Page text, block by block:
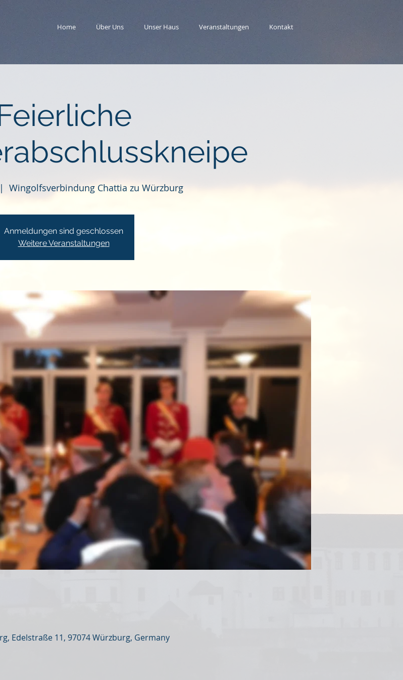
Home Über Uns Unser Haus Veranstaltungen Kontakt
Wingolfsverbindung Chattia zu Würzburg
Anmeldungen sind geschlossen
Weitere Veranstaltungen
Edelstraße 11, 97074 Würzburg, Germany